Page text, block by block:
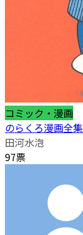
コミック・漫画
のらくろ漫画全
田河水泡
97票